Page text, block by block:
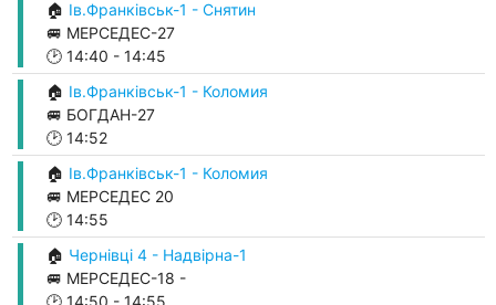
🏠 Ів.Франківськ-1 - Снятин
🚐 МЕРСЕДЕС-27
🕑 14:40 - 14:45
🏠 Ів.Франківськ-1 - Коломия
🚐 БОГДАН-27
🕑 14:52
🏠 Ів.Франківськ-1 - Коломия
🚐 МЕРСЕДЕС 20
🕑 14:55
🏠 Чернівці 4 - Надвірна-1
🚐 МЕРСЕДЕС-18 -
🕑 14:50 - 14:55